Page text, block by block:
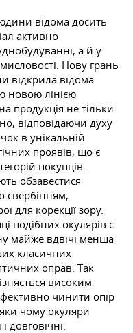
відома досить
активно
а й у
Нову грань
відкрила відома
новою лінією
продукція не тільки
відповідаючи духу
в унікальній
проявів, що є
покупців.
обзавестися
для корекції зору.
подібних окулярів є
майже вдвічі менша
класичних
оправ. Так
високим
чинити опір
чому окуляри
довговічні.